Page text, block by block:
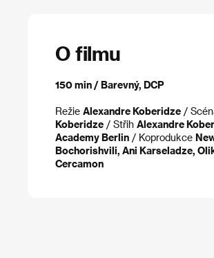
O filmu
150 min / Barevný, DCP
Režie Alexandre Koberidze /
Koberidze / Střih Alexandre
Academy Berlin / Koprodukce
Bochorishvili, Ani Karseladze,
Cercamon